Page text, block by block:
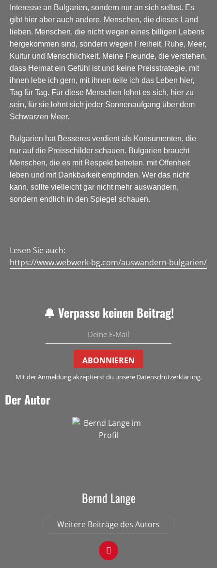
Interesse an Bulgarien, sondern nur an sich selbst. Es
gibt hier aber auch andere, Menschen, die dieses Land
lieben. Menschen, die nicht wegen eines billigen Lebens
hergekommen sind, sondern wegen Freiheit, Ruhe, Meer,
Kultur und Menschlichkeit. Meine Freunde, die verstehen,
dass Heimat ein Gefühl ist und keine Preisstrategie, mit
ihnen lebe ich gern, mit ihnen teile ich das Leben hier,
Tag für Tag. Für diese Menschen lohnt es sich, hier zu
sein, für sie lohnt sich jeder Sonnenaufgang über dem
Schwarzen Meer.
Bulgarien hat Besseres verdient als Konsumenten, die
nur auf die Preisschilder schauen. Bulgarien braucht
Menschen, die es mit Respekt betreten, mit Offenheit
leben und mit Dankbarkeit empfinden. Wer das nicht
kann, sollte vielleicht gar nicht mehr auswandern,
sondern endlich in den Spiegel schauen.
Lesen Sie auch:
https://www.webwerk-bg.com/auswandern-bulgarien/
🔔 Verpasse keinen Beitrag!
ABONNIEREN
Mit der Anmeldung akzeptierst du unsere Datenschutzerklärung.
Der Autor
Bernd Lange
Weitere Beiträge des Autors